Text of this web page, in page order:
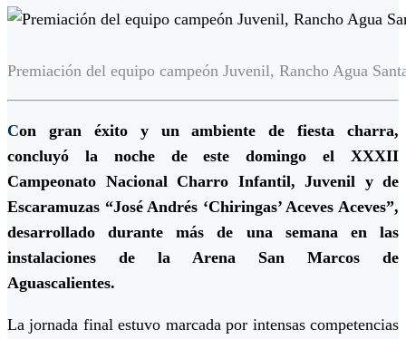
Premiación del equipo campeón Juvenil, Rancho Agua
Con gran éxito y un ambiente de fiesta charra,
concluyó la noche de este domingo el XXXII
Campeonato Nacional Charro Infantil, Juvenil y de
Escaramuzas “José Andrés ‘Chiringas’ Aceves Aceves”,
desarrollado durante más de una semana en las
instalaciones de la Arena San Marcos de
Aguascalientes.
La jornada final estuvo marcada por intensas competencias